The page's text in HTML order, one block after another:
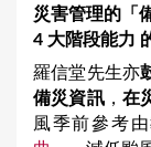
災害管理的 「
4 大階段能力
羅信堂先生亦
備災資訊， 在
風季前參考